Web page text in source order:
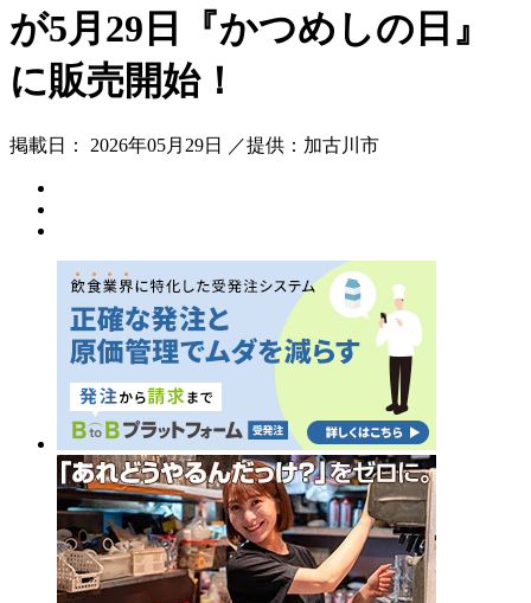
が5月29日『かつめしの日』
に販売開始！
掲載日： 2026年05月29日 ／提供：加古川市